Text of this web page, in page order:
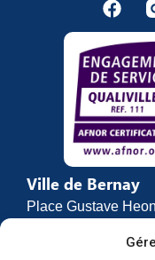
Ville de Bernay
Place Gustave
27307 BERNAY